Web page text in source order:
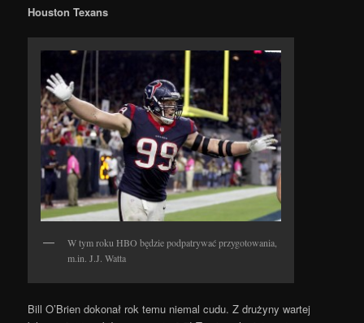
Houston Texans
W tym roku HBO będzie podpatrywać przygotowania,
m.in. J.J. Watta
Bill O’Brien dokonał rok temu niemal cudu. Z drużyny wartej